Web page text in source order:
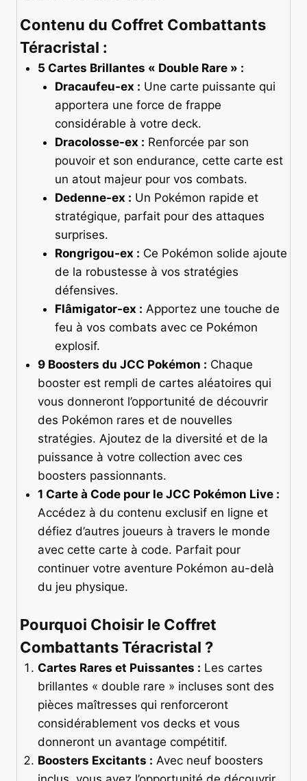
Contenu du Coffret Combattants
Téracristal :
5 Cartes Brillantes « Double Rare » :
Dracaufeu-ex : Une carte puissante qui
apportera une force de frappe
considérable à votre deck.
Dracolosse-ex : Renforcée par son
pouvoir et son endurance, cette carte est
un atout majeur pour vos combats.
Dedenne-ex : Un Pokémon rapide et
stratégique, parfait pour des attaques
surprises.
Rongrigou-ex : Ce Pokémon solide ajoute
de la robustesse à vos stratégies
défensives.
Flâmigator-ex : Apportez une touche de
feu à vos combats avec ce Pokémon
explosif.
9 Boosters du JCC Pokémon : Chaque
booster est rempli de cartes aléatoires qui
vous donneront l’opportunité de découvrir
des Pokémon rares et de nouvelles
stratégies. Ajoutez de la diversité et de la
puissance à votre collection avec ces
boosters passionnants.
1 Carte à Code pour le JCC Pokémon Live :
Accédez à du contenu exclusif en ligne et
défiez d’autres joueurs à travers le monde
avec cette carte à code. Parfait pour
continuer votre aventure Pokémon au-delà
du jeu physique.
Pourquoi Choisir le Coffret
Combattants Téracristal ?
Cartes Rares et Puissantes : Les cartes
brillantes « double rare » incluses sont des
pièces maîtresses qui renforceront
considérablement vos decks et vous
donneront un avantage compétitif.
Boosters Excitants : Avec neuf boosters